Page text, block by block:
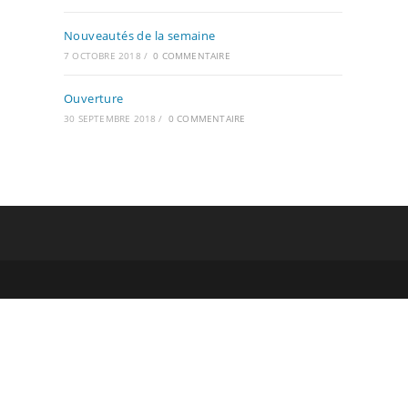
Nouveautés de la semaine
7 OCTOBRE 2018 / 0 COMMENTAIRE
Ouverture
30 SEPTEMBRE 2018 / 0 COMMENTAIRE